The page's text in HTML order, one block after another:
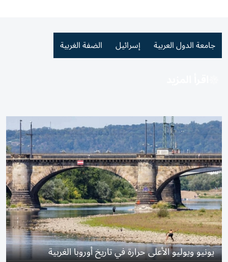
جامعة الدول العربية إسرائيل الضفة الغربية
يونيو ويوليو الأعلى حرارة في تاريخ أوروبا الغربية